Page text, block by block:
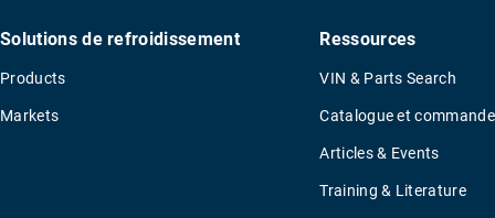
Solutions de refroidissement
Products
Markets
Ressources
VIN & Parts Search
Catalogue et commande
Articles & Events
Training & Literature